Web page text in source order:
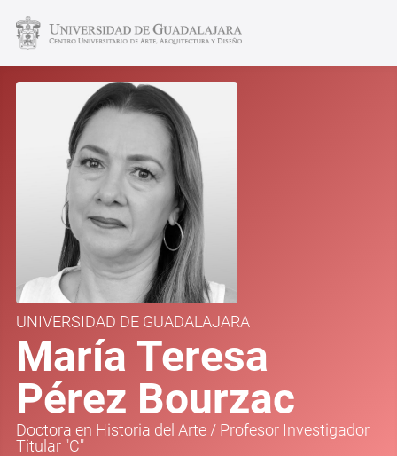
UNIVERSIDAD DE GUADALAJARA
María Teresa
Pérez Bourzac
Doctora en Historia del Arte / Profesor Investigador
Titular "C"